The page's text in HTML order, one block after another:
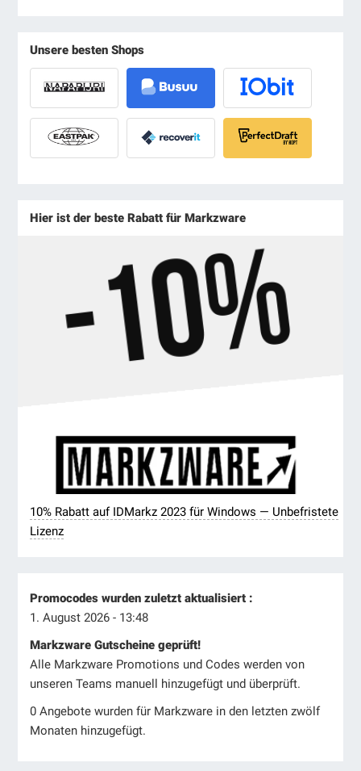
Unsere besten Shops
Hier ist der beste Rabatt für Markzware
10% Rabatt auf IDMarkz 2023 für Windows — Unbefristete
Lizenz
Promocodes wurden zuletzt aktualisiert :
1. August 2026 - 13:48
Markzware Gutscheine geprüft!
Alle Markzware Promotions und Codes werden von
unseren Teams manuell hinzugefügt und überprüft.
0 Angebote wurden für Markzware in den letzten zwölf
Monaten hinzugefügt.